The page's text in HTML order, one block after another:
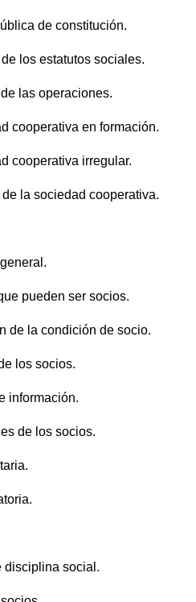
de constitución.
los estatutos sociales.
las operaciones.
cooperativa en formación.
cooperativa irregular.
la sociedad cooperativa.
pueden ser socios.
la condición de socio.
los socios.
información.
de los socios.
social.